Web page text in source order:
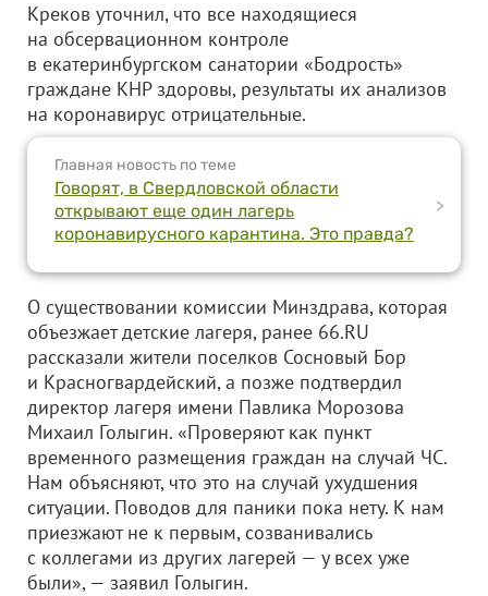
Креков уточнил, что все находящиеся
на обсервационном контроле
в екатеринбургском санатории «Бодрость»
граждане КНР здоровы, результаты их анализов
на коронавирус отрицательные.
Главная новость по теме
Говорят, в Свердловской области
открывают еще один лагерь
коронавирусного карантина. Это правда?
>
О существовании комиссии Минздрава, которая
объезжает детские лагеря, ранее 66.RU
рассказали жители поселков Сосновый Бор
и Красногвардейский, а позже подтвердил
директор лагеря имени Павлика Морозова
Михаил Голыгин. «Проверяют как пункт
временного размещения граждан на случай ЧС.
Нам объясняют, что это на случай ухудшения
ситуации. Поводов для паники пока нету. К нам
приезжают не к первым, созванивались
с коллегами из других лагерей — у всех уже
были», — заявил Голыгин.